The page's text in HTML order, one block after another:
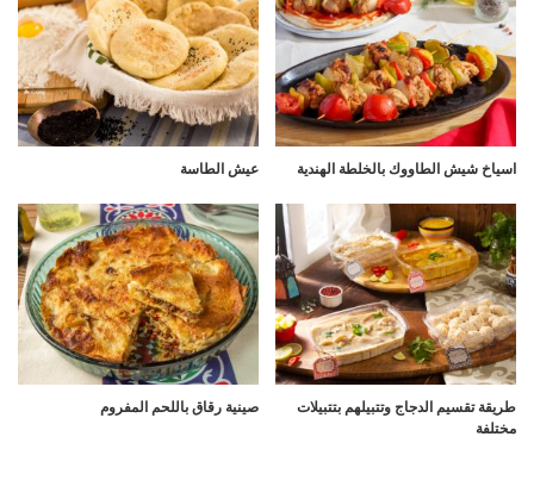
اسياخ شيش الطاووك بالخلطة الهندية عيش الطاسة
طريقة تقسيم الدجاج وتتبيلهم بتتبيلات
مختلفة
صينية رقاق باللحم المفروم